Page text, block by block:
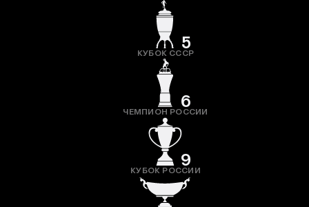
5
КУБОК СССР
6
ЧЕМПИОН РОССИИ
9
КУБОК РОССИИ